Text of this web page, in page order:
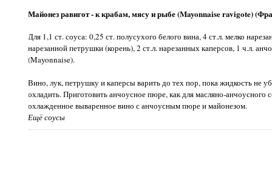
Майонез равигот - к крабам, мясу и рыбе (Mayonnaise ravigote)
Для 1,1 ст. соуса: 0,25 ст. полусухого белого вина, 4 ст.л. мелко
нарезанной петрушки (корень), 2 ст.л. нарезанных каперсов, 1 ч.л.
(Mayonnaise).
Вино, лук, петрушку и каперсы варить до тех пор, пока жидкость не
охладить. Приготовить анчоусное пюре, как для масляно-
охлажденное вываренное вино с анчоусным пюре и майонезом.
Ещё соусы